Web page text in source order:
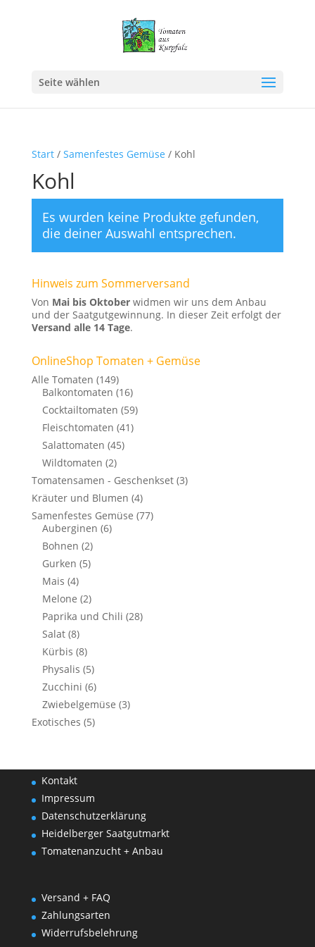
Seite wählen
Start/ Samenfestes Gemüse / Kohl
Kohl
Es wurden keine Produkte gefunden,
die deiner Auswahl entsprechen.
Hinweis zum Sommerversand
Von Mai bis Oktoberwidmen wir uns dem Anbau
und der Saatgutgewinnung. In dieser Zeit erfolgt der
Versand alle 14 Tage.
OnlineShop Tomaten + Gemüse
Alle Tomaten (149)
Balkontomaten (16)
Cocktailtomaten (59)
Fleischtomaten (41)
Salattomaten (45)
Wildtomaten (2)
Tomatensamen - Geschenkset (3)
Kräuter und Blumen (4)
Samenfestes Gemüse (77)
Auberginen (6)
Bohnen (2)
Gurken (5)
Mais (4)
Melone (2)
Paprika und Chili (28)
Salat (8)
Kürbis (8)
Physalis (5)
Zucchini (6)
Zwiebelgemüse (3)
Exotisches (5)
Kontakt
Impressum
Datenschutzerklärung
Heidelberger Saatgutmarkt
Tomatenanzucht + Anbau
Versand + FAQ
Zahlungsarten
Widerrufsbelehrung